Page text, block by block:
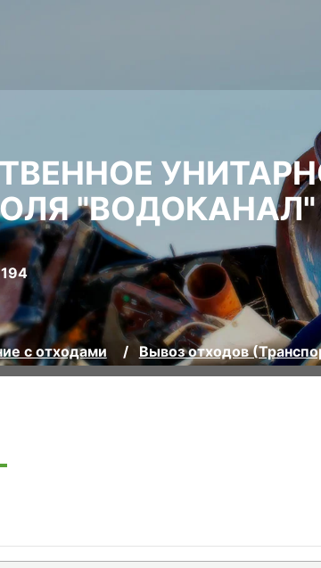
"ВОДОКАНАЛ"
с отходами Вывоз отходов